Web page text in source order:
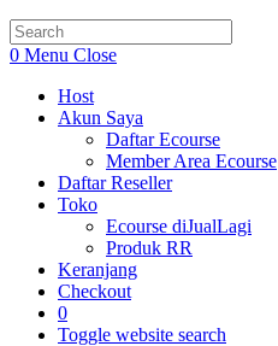
0 Menu Close
Host
Akun Saya
Daftar Ecourse
Member Area Ecourse
Daftar Reseller
Toko
Ecourse diJualLagi
Produk RR
Keranjang
Checkout
0
Toggle website search